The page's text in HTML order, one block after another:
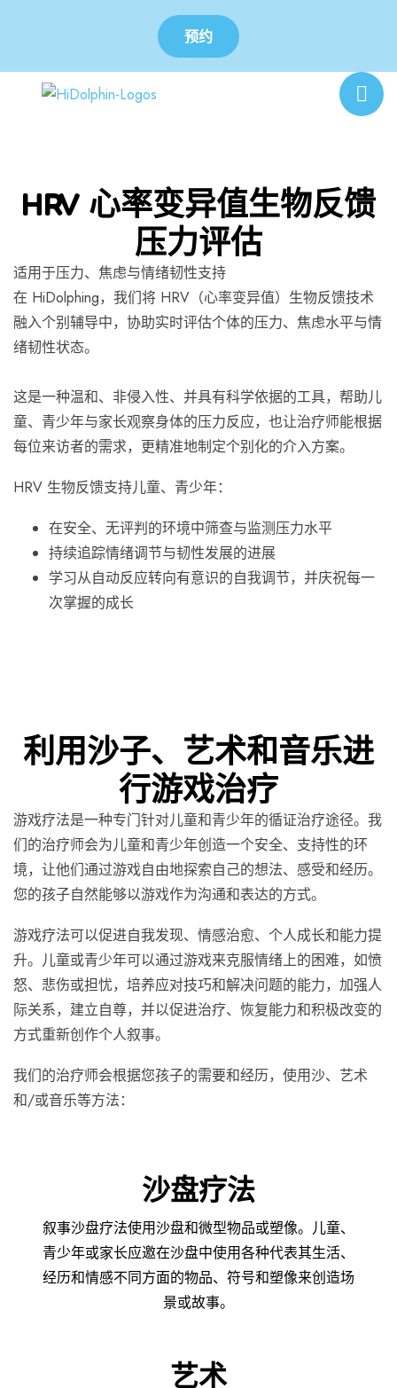
预约
HRV 心率变异值生物反馈
压力评估
适用于压力、焦虑与情绪韧性支持
在 HiDolphing，我们将 HRV（心率变异值）生物反馈技术
融入个别辅导中，协助实时评估个体的压力、焦虑水平与情
绪韧性状态。
这是一种温和、非侵入性、并具有科学依据的工具，帮助儿
童、青少年与家长观察身体的压力反应，也让治疗师能根据
每位来访者的需求，更精准地制定个别化的介入方案。
HRV 生物反馈支持儿童、青少年：
在安全、无评判的环境中筛查与监测压力水平
持续追踪情绪调节与韧性发展的进展
​学习从自动反应转向有意识的自我调节，并庆祝每一
次掌握的成长
利用沙子、艺术和音乐进
行游戏治疗
游戏疗法是一种专门针对儿童和青少年的循证治疗途径。我
们的治疗师会为儿童和青少年创造一个安全、支持性的环
境，让他们通过游戏自由地探索自己的想法、感受和经历。
您的孩子自然能够以游戏作为沟通和表达的方式。
游戏疗法可以促进自我发现、情感治愈、个人成长和能力提
升。儿童或青少年可以通过游戏来克服情绪上的困难，如愤
怒、悲伤或担忧，培养应对技巧和解决问题的能力，加强人
际关系，建立自尊，并以促进治疗、恢复能力和积极改变的
方式重新创作个人叙事。
我们的治疗师会根据您孩子的需要和经历，使用沙、艺术
和/或音乐等方法：
沙盘疗法
叙事沙盘疗法使用沙盘和微型物品或塑像。儿童、
青少年或家长应邀在沙盘中使用各种代表其生活、
经历和情感不同方面的物品、符号和塑像来创造场
景或故事。
艺术